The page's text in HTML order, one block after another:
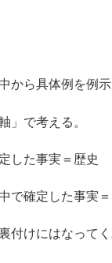
から具体例を例
」で考える。
した事実＝歴史
で確定した事実
付けにはなってく